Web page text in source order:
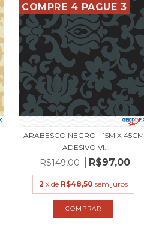
COMPRE 4 PAGUE 3
ARABESCO NEGRO - 15M X 45CM
- ADESIVO VI...
R$149,00 R$97,00
2 x de R$48,50 sem juros